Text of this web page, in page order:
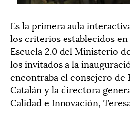
Es la primera aula
los criterios establecidos
Escuela 2.0 del Ministerio
los invitados a la
encontraba el consejero de
Catalán y la directora
Calidad e Innovación,